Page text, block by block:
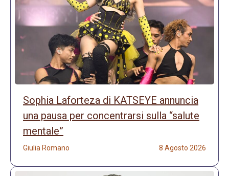
Sophia Laforteza di KATSEYE annuncia
una pausa per concentrarsi sulla “salute
mentale”
Giulia Romano 8 Agosto 2026